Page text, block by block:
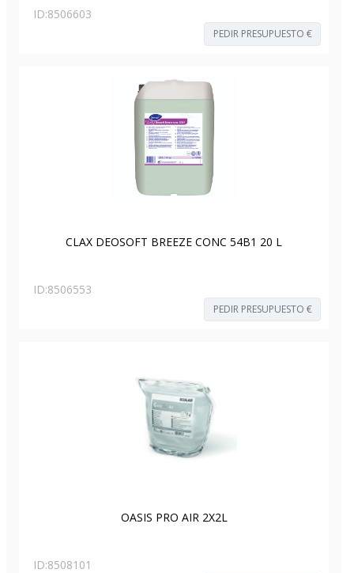
ID:8506603
PEDIR PRESUPUESTO €
CLAX DEOSOFT BREEZE CONC 54B1 20 L
ID:8506553
PEDIR PRESUPUESTO €
OASIS PRO AIR 2X2L
ID:8508101